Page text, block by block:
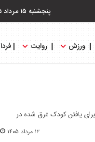
پنجشنبه ۱۵ مرداد ۱۴۰۵
ورزش روایت فردا
تیم عملیاتی از این نهاد برای یافتن کودک غرق شده در
۱۲ مرداد ۱۴۰۵